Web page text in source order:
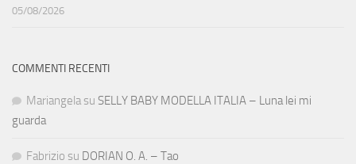
05/08/2026
COMMENTI RECENTI
Mariangela su SELLY BABY MODELLA ITALIA – Luna lei mi
guarda
Fabrizio su DORIAN O. A. – Tao